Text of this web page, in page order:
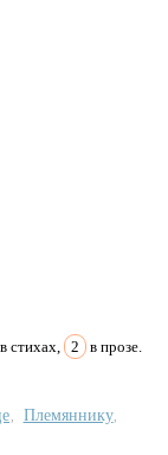
стихах, 2 в прозе.
Племяннику